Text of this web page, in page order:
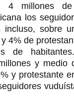
4 millones
los
sobre
4% de
de
y medio
y protestante